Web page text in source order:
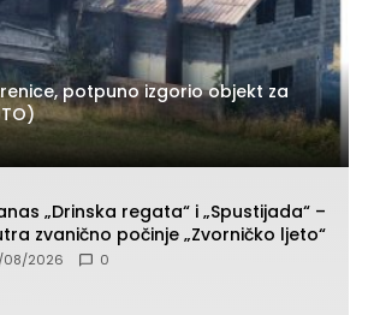
potpuno izgorio objekt za
„Drinska regata“ i „Spustijada“ –
zvanično počinje „Zvorničko ljeto“
08/2026 0